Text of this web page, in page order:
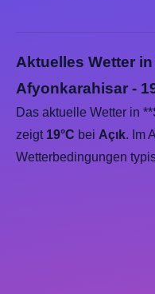
Aktuelles Wetter in
Afyonkarahisar -
Das aktuelle Wetter in
zeigt 19°C bei Açık. Im
Wetterbedingungen